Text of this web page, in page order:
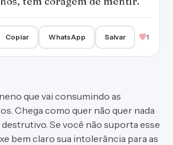
Copiar WhatsApp Salvar 1
que vai consumindo as
Chega como quer não quer nada
Se você não suporta esse
bem claro sua intolerância para as